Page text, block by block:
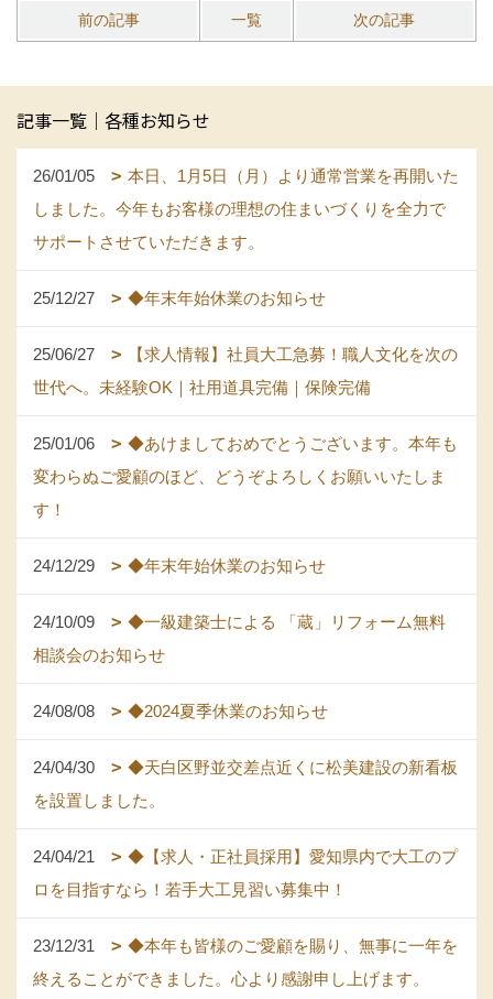
前の記事 一覧 次の記事
記事一覧｜各種お知らせ
26/01/05
本日、1月5日（月）より通常営業を再開いた
しました。今年もお客様の理想の住まいづくりを全力で
サポートさせていただきます。
25/12/27 ◆年末年始休業のお知らせ
25/06/27
【求人情報】社員大工急募！職人文化を次の
世代へ。未経験OK｜社用道具完備｜保険完備
25/01/06
◆あけましておめでとうございます。本年も
変わらぬご愛顧のほど、どうぞよろしくお願いいたしま
す！
24/12/29 ◆年末年始休業のお知らせ
24/10/09
◆一級建築士による 「蔵」リフォーム無料
相談会のお知らせ
24/08/08 ◆2024夏季休業のお知らせ
24/04/30
◆天白区野並交差点近くに松美建設の新看板
を設置しました。
24/04/21
◆【求人・正社員採用】愛知県内で大工のプ
ロを目指すなら！若手大工見習い募集中！
23/12/31
◆本年も皆様のご愛顧を賜り、無事に一年を
終えることができました。心より感謝申し上げます。